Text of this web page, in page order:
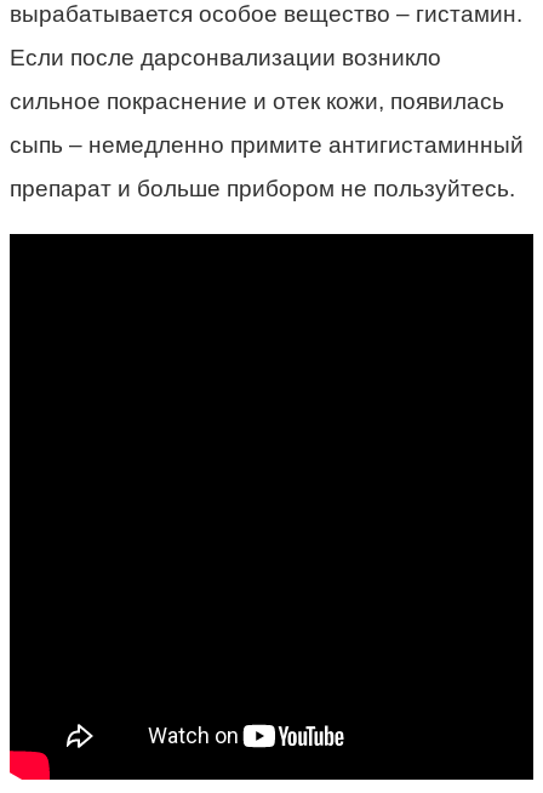
вырабатывается особое вещество – гистамин.
Если после дарсонвализации возникло
сильное покраснение и отек кожи, появилась
сыпь – немедленно примите антигистаминный
препарат и больше прибором не пользуйтесь.